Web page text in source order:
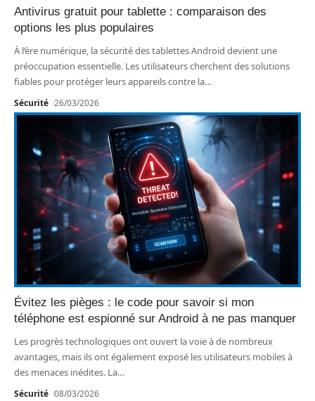
Antivirus gratuit pour tablette : comparaison des
options les plus populaires
À l’ère numérique, la sécurité des tablettes Android devient une
préoccupation essentielle. Les utilisateurs cherchent des solutions
fiables pour protéger leurs appareils contre la…
Sécurité 26/03/2026
Évitez les pièges : le code pour savoir si mon
téléphone est espionné sur Android à ne pas manquer
Les progrès technologiques ont ouvert la voie à de nombreux
avantages, mais ils ont également exposé les utilisateurs mobiles à
des menaces inédites. La…
Sécurité 08/03/2026